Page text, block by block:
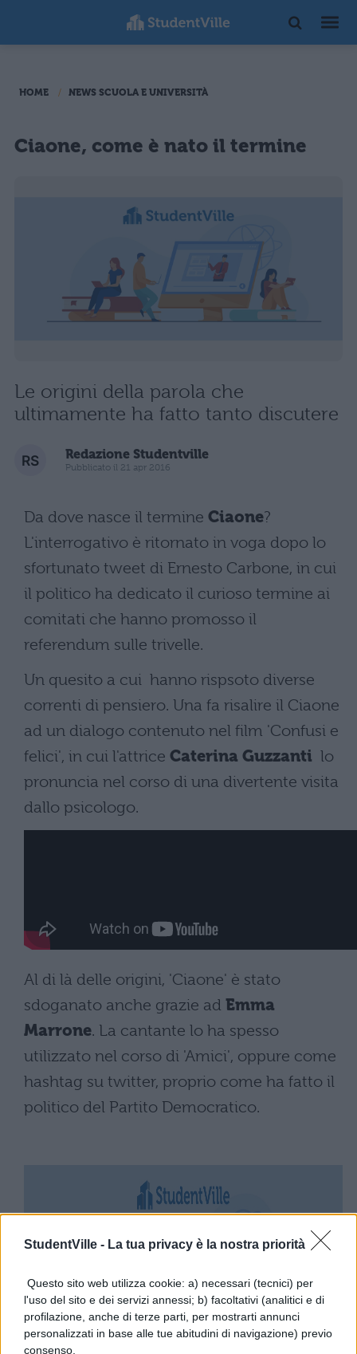
StudentVille - La tua privacy è la nostra priorità
Questo sito web utilizza cookie: a) necessari (tecnici) per
l'uso del sito e dei servizi annessi; b) facoltativi (analitici e di
profilazione, anche di terze parti, per mostrarti annunci
personalizzati in base alle tue abitudini di navigazione) previo
consenso.
HOME NEWS SCUOLA E UNIVERSITÀ
Ciaone, come è nato il termine
Le origini della parola che
ultimamente ha fatto tanto discutere
Redazione Studentville
Pubblicato il 21 apr 2016
Da dove nasce il termine Ciaone?
L'interrogativo è ritornato in voga dopo lo
sfortunato tweet di Ernesto Carbone, in cui
il politico ha dedicato il curioso termine ai
comitati che hanno promosso il
referendum sulle trivelle.
Un quesito a cui hanno rispsoto diverse
correnti di pensiero. Una fa risalire il Ciaone
ad un dialogo contenuto nel film 'Confusi e
felici', in cui l'attrice Caterina Guzzanti lo
pronuncia nel corso di una divertente visita
dallo psicologo.
Al di là delle origini, 'Ciaone' è stato
sdoganato anche grazie ad Emma
Marrone. La cantante lo ha spesso
utilizzato nel corso di 'Amici', oppure come
hashtag su twitter, proprio come ha fatto il
politico del Partito Democratico.